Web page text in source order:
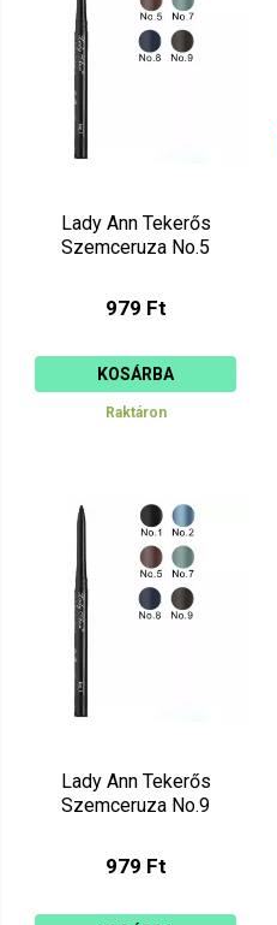
Lady Ann Tekerős
Szemceruza No.5
979 Ft
KOSÁRBA
Raktáron
Lady Ann Tekerős
Szemceruza No.9
979 Ft